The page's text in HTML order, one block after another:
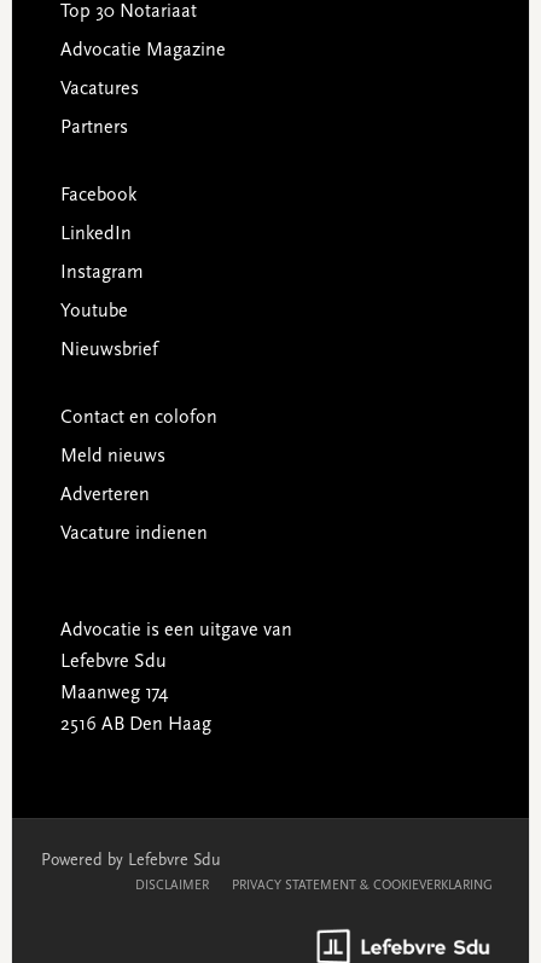
Top 30 Notariaat
Advocatie Magazine
Vacatures
Partners
Facebook
LinkedIn
Instagram
Youtube
Nieuwsbrief
Contact en colofon
Meld nieuws
Adverteren
Vacature indienen
Advocatie is een uitgave van
Lefebvre Sdu
Maanweg 174
2516 AB Den Haag
Powered by Lefebvre Sdu
DISCLAIMER PRIVACY STATEMENT & COOKIEVERKLARING